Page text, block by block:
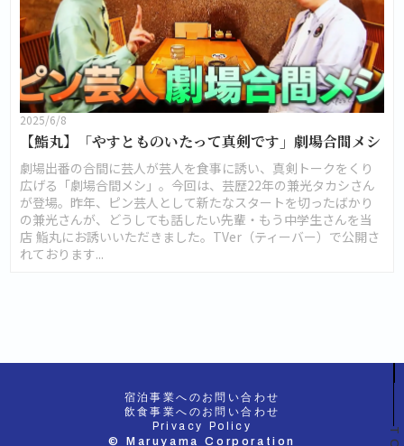
2025/6/8
【鮨丸】「やすとものいたって真剣です」劇場合間メシ
劇場出番の合間に芸人が芸人を食事に誘い、真剣トークをくり
広げる「劇場合間メシ」。今回は、芸歴22年の兼光タカシさん
が登場。昨年、ピン芸人として新たなスタートを切ったばかり
の兼光さんが、どうしても話したい先輩・もう中学生さんを当
店 鮨丸にお誘いいただきました。TVer（ティーバー）で公開さ
れております...
宿泊事業へのお問い合わせ
飲食事業へのお問い合わせ
Privacy Policy
© Maruyama Corporation